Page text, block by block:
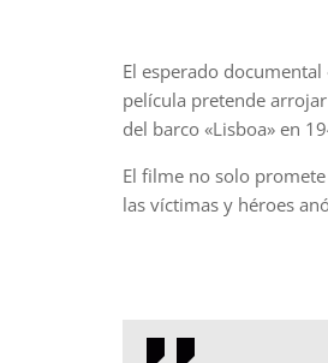
El esperado documental
película pretende
del barco «Lisboa» en
El filme no solo promete
las víctimas y héroes